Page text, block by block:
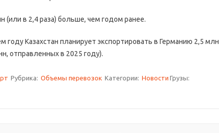
в 2,4 раза) больше, чем годом ранее.
году Казахстан планирует экспортировать в Германию 2,5 млн
отправленных в 2025 году).
Рубрика: Объемы перевозок Категории: Новости Грузы: